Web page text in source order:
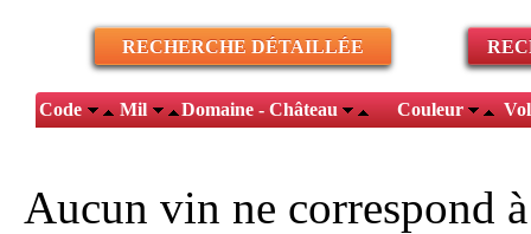
RECHERCHE DÉTAILLÉE
Code Mil Domaine - Château Couleur
Aucun vin ne correspond